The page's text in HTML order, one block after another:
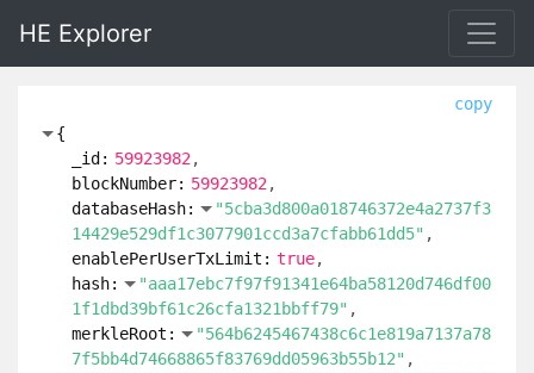
HE Explorer
copy
{
_id: 59923982
blockNumber: 59923982
databaseHash:
"5cba3d800a018746372e4a2737f3
14429e529df1c3077901ccd3a7cfabb61dd5"
enablePerUserTxLimit: true
hash:
"aaa17ebc7f97f91341e64ba58120d746df00
1f1dbd39bf61c26cfa1321bbff79"
merkleRoot:
"564b6245467438c6c1e819a7137a78
7f5bb4d74668865f83769dd05963b55b12"